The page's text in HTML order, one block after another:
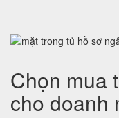
Chọn mua
cho doanh